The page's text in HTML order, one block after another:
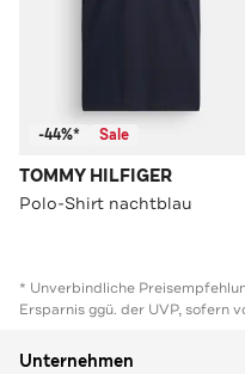
-44%* Sale
TOMMY HILFIGER
Polo-Shirt nachtblau
* Unverbindliche
Ersparnis ggü. der UVP, sofern
Unternehmen